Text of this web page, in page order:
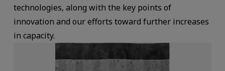
technologies, along with the key points of
innovation and our efforts toward further increases
in capacity.